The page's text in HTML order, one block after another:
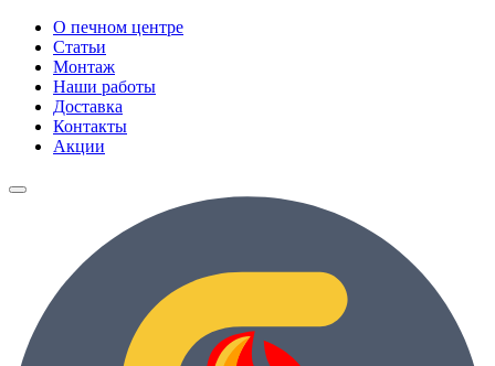
О печном центре
Статьи
Монтаж
Наши работы
Доставка
Контакты
Акции